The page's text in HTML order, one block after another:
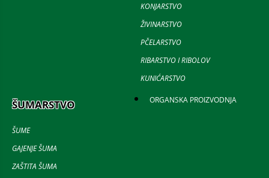
KONJARSTVO
ŽIVINARSTVO
PČELARSTVO
RIBARSTVO I RIBOLOV
KUNIĆARSTVO
ŠUMARSTVO
ŠUME
GAJENJE ŠUMA
ZAŠTITA ŠUMA
ORGANSKA PROIZVODNJA